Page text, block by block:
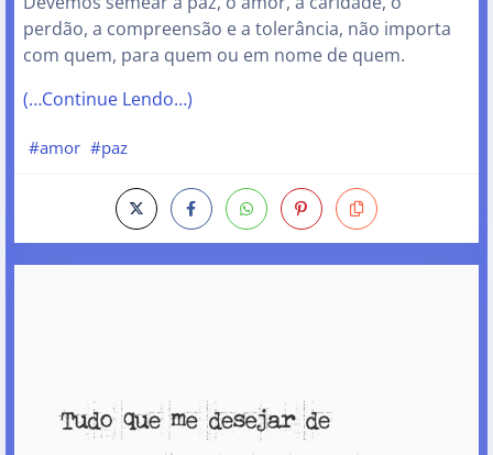
perdão, a compreensão e a tolerância, não importa
com quem, para quem ou em nome de quem.
(…Continue Lendo…)
#amor #paz